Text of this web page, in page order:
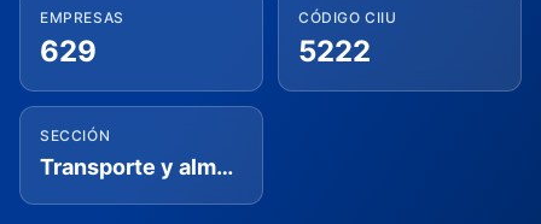
EMPRESAS
629
CÓDIGO CIIU
5222
SECCIÓN
Transporte y almacenamiento